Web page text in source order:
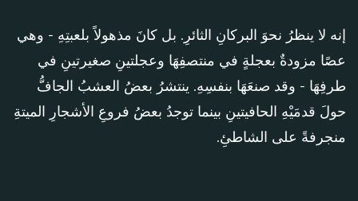
إنه لا ينظرُ نحوَ البركانِ الثائرِ. بل كانَ مذهولاً بلعبتِهِ - وهي
عصًا مزودةٌ بعجلةٍ في منتصفِهَا وعجلتينِ صغيرتينِ في
طرفِهَا - وقد صنعَهَا بنفسِهِ. ينتشرُ بعضُ العشبُ الجافُّ
حولَ قدمَيْهِ الحافيتينِ بينما توجدُ بعضُ فروعِ الأشجارِ الميتةِ
منجرفةً على الشاطئِ.